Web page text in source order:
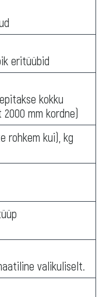
eritüübid
kokku
mm kordne)
rohkem kui), kg
valikuliselt.